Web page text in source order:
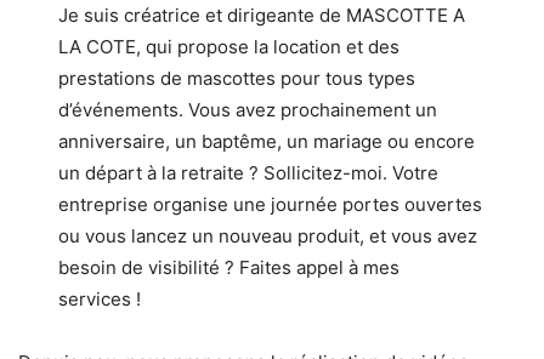
Je suis créatrice et dirigeante de MASCOTTE A
LA COTE, qui propose la location et des
prestations de mascottes pour tous types
d’événements. Vous avez prochainement un
anniversaire, un baptême, un mariage ou encore
un départ à la retraite ? Sollicitez-moi. Votre
entreprise organise une journée portes ouvertes
ou vous lancez un nouveau produit, et vous avez
besoin de visibilité ? Faites appel à mes
services !